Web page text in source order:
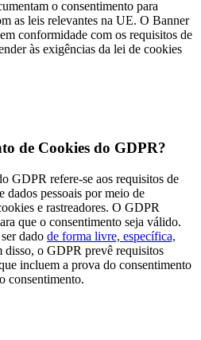
o consentimento para
as leis relevantes na UE. O Banner
conformidade com os requisitos de
às exigências da lei de cookies
de Cookies do GDPR?
GDPR refere-se aos requisitos de
dados pessoais por meio de
e rastreadores. O GDPR
que o consentimento seja válido.
dado de forma livre, específica,
disso, o GDPR prevê requisitos
incluem a prova do consentimento
consentimento.